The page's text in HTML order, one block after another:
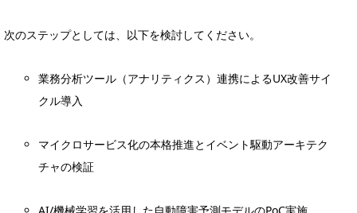
次のステップとしては、以下を検討してください。
業務分析ツール（アナリティクス）連携によるUX改善サイ
クル導入
マイクロサービス化の本格推進とイベント駆動アーキテク
チャの検証